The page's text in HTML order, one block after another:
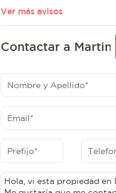
Ver más avisos
Contactar a Martin
- (0264) 411-8265